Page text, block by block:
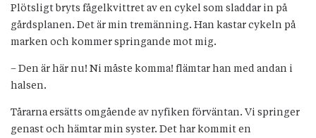
Plötsligt bryts fågelkvittret av en cykel som sladdar in på
gårdsplanen. Det är min tremänning. Han kastar cykeln på
marken och kommer springande mot mig.
– Den är här nu! Ni måste komma! flämtar han med andan i
halsen.
Tårarna ersätts omgående av nyfiken förväntan. Vi springer
genast och hämtar min syster. Det har kommit en